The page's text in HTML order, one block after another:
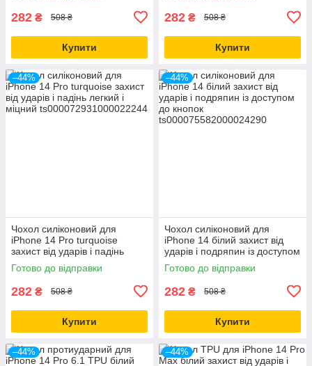
282 ₴ 508 ₴
Купити
282 ₴ 508 ₴
Купити
–44%
Чохол силіконовий для
iPhone 14 Pro turquoise
захист від ударів і падінь
легкий і міцний
Готово до відправки
282 ₴ 508 ₴
Купити
–44%
Чохол силіконовий для
iPhone 14 білий захист від
ударів і подряпин із доступом
до кнопок
Готово до відправки
282 ₴ 508 ₴
Купити
–44% –44%